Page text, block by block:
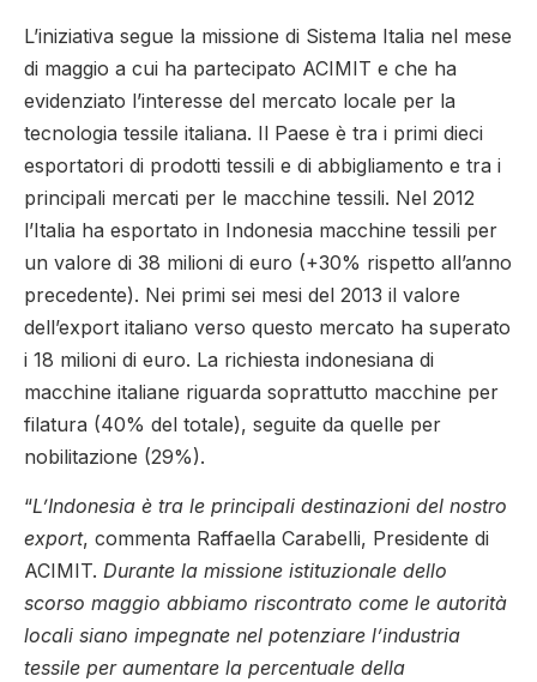
L’iniziativa segue la missione di Sistema Italia nel mese
di maggio a cui ha partecipato ACIMIT e che ha
evidenziato l’interesse del mercato locale per la
tecnologia tessile italiana. Il Paese è tra i primi dieci
esportatori di prodotti tessili e di abbigliamento e tra i
principali mercati per le macchine tessili. Nel 2012
l’Italia ha esportato in Indonesia macchine tessili per
un valore di 38 milioni di euro (+30% rispetto all’anno
precedente). Nei primi sei mesi del 2013 il valore
dell’export italiano verso questo mercato ha superato
i 18 milioni di euro. La richiesta indonesiana di
macchine italiane riguarda soprattutto macchine per
filatura (40% del totale), seguite da quelle per
nobilitazione (29%).
“L’Indonesia è tra le principali destinazioni del nostro
export, commenta Raffaella Carabelli, Presidente di
ACIMIT. Durante la missione istituzionale dello
scorso maggio abbiamo riscontrato come le autorità
locali siano impegnate nel potenziare l’industria
tessile per aumentare la percentuale della